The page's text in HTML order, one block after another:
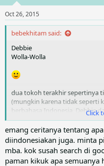
Bobo remake versi Andrea Da
Sayang penulis tidak
semua, entah kenapa
referensinya, mungkin
Silakan post saja di forum
a
t
i
o
n
s
:
n
s
:
Oct 26, 2015
bebekhitam said:
Debbie
Wolla-Wolla
dua tokoh terakhir sepertinya
(mungkin karena tidak seperti
berbahasa Indonesia, Debbie
bahasa indonesia)
Click
emang ceritanya tentang
diindonesiakan juga. minta
mba. kok susah search di
paman kikuk apa semuanya